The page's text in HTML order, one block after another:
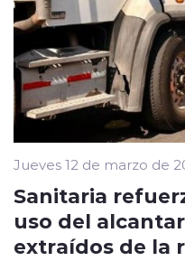
Jueves 12 de marzo de
Sanitaria
uso del
extraídos de la